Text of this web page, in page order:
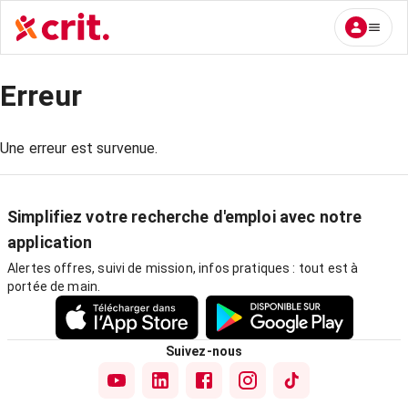
Erreur
Une erreur est survenue.
Simplifiez votre recherche d'emploi avec notre
application
Alertes offres, suivi de mission, infos pratiques : tout est à
portée de main.
Suivez-nous